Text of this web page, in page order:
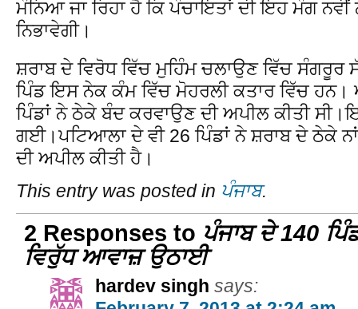
ਮੰਨਿਆ ਜਾ ਰਿਹਾ ਹੈ ਕਿ ਪੰਚਾਇਤਾਂ ਦੀ ਇਹ ਮੰਗ ਨਵੀਂ
ਨਿਭਾਵੇਗੀ।
ਸ਼ਰਾਬ ਦੇ ਵਿਰੋਧ ਵਿੱਚ ਮੁਹਿੰਮ ਚਲਾਉਣ ਵਿੱਚ
ਪਿੰਡ ਇਸ ਨੇਕ ਕੰਮ ਵਿੱਚ ਮੋਹਰਲੀ ਕਤਾਰ ਵਿੱਚ ਹਨ।
ਪਿੰਡਾਂ ਨੇ ਠੇਕੇ ਬੰਦ ਕਰਵਾਉਣ ਦੀ ਅਪੀਲ ਕੀਤੀ
ਗਈ।ਪਟਿਆਲਾ ਦੇ ਵੀ 26 ਪਿੰਡਾਂ ਨੇ ਸ਼ਰਾਬ ਦੇ ਠੇਕੇ
ਦੀ ਅਪੀਲ ਕੀਤੀ ਹੈ।
This entry was posted in ਪੰਜਾਬ.
2 Responses to ਪੰਜਾਬ ਦੇ 140
ਵਿਰੁੱਧ ਆਵਾਜ਼ ਉਠਾਈ
hardev singh says: